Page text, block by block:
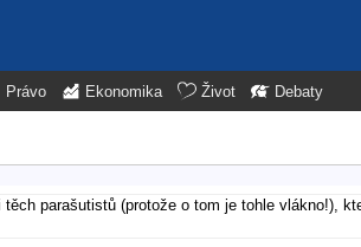
Právo Ekonomika Život Debaty
parašutistů (protože o tom je tohle vlákno!),